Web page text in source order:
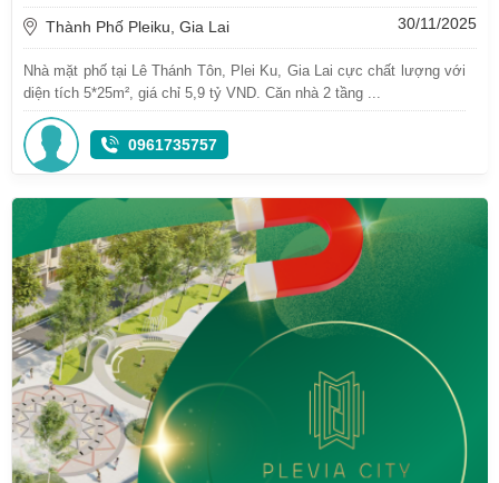
Thành Phố Pleiku, Gia Lai 30/11/2025
Nhà mặt phố tại Lê Thánh Tôn, Plei Ku, Gia Lai cực chất lượng với
diện tích 5*25m², giá chỉ 5,9 tỷ VND. Căn nhà 2 tầng ...
0961735757